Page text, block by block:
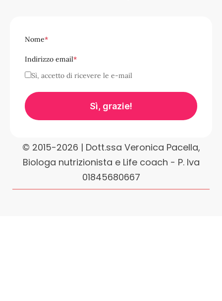
Nome*
Indirizzo email*
Sì, accetto di ricevere le e-mail
Sì, grazie!
© 2015-2026 | Dott.ssa Veronica Pacella,
Biologa nutrizionista e Life coach - P. Iva
01845680667